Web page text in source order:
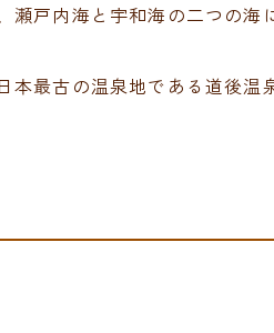
瀬戸内海と宇和海の二つの海
本最古の温泉地である道後温